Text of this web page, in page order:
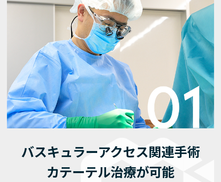
バスキュラーアクセス関連手術
カテーテル治療が可能